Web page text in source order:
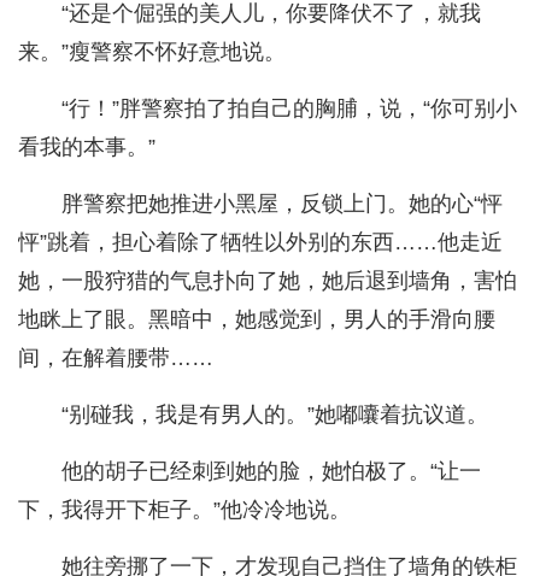
“还是个倔强的美人儿，你要降伏不了，就我
来。”瘦警察不怀好意地说。
“行！”胖警察拍了拍自己的胸脯，说，“你可别小
看我的本事。”
胖警察把她推进小黑屋，反锁上门。她的心“怦
怦”跳着，担心着除了牺牲以外别的东西……他走近
她，一股狩猎的气息扑向了她，她后退到墙角，害怕
地眯上了眼。黑暗中，她感觉到，男人的手滑向腰
间，在解着腰带……
“别碰我，我是有男人的。”她嘟囔着抗议道。
他的胡子已经刺到她的脸，她怕极了。“让一
下，我得开下柜子。”他冷冷地说。
她往旁挪了一下，才发现自己挡住了墙角的铁柜